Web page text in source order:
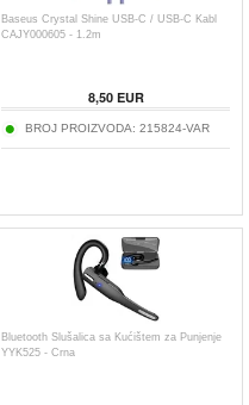
Baseus Crystal Shine USB-C / USB-C Kabl
CAJY000605 - 1.2m
8,50EUR
BROJ PROIZVODA: 215824-VAR
Bluetooth Slušalica sa Kućištem za Punjenje
YYK525 - Crna